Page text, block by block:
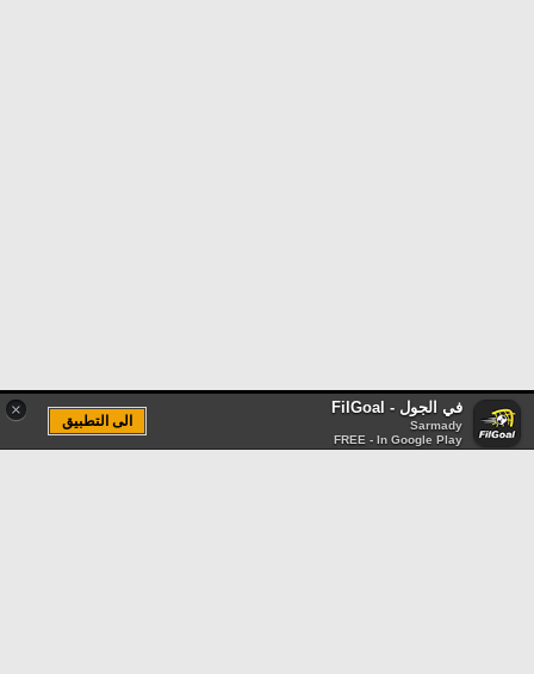
× في الجول - FilGoal
Sarmady
FREE - In Google Play
الى التطبيق